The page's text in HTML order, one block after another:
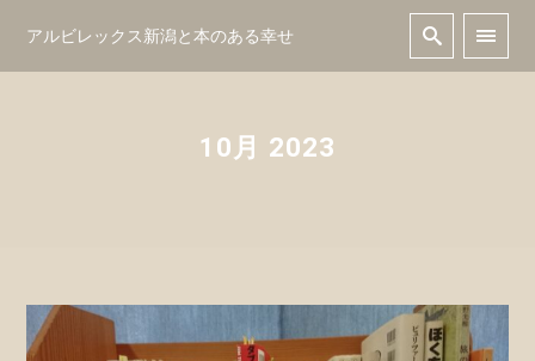
アルビレックス新潟と本のある幸せ
10月 2023